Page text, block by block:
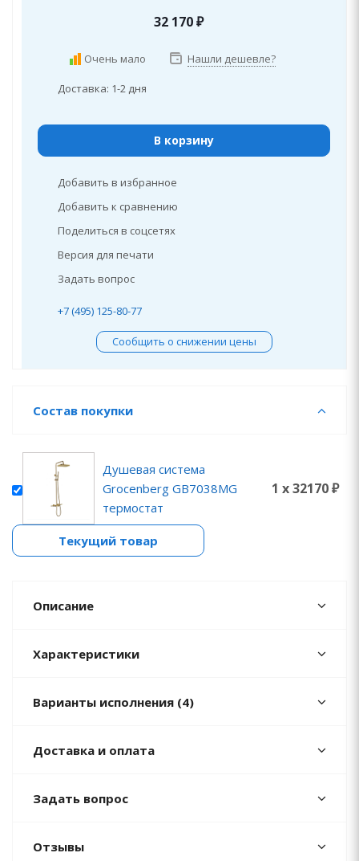
32 170₽
Очень мало Нашли дешевле?
Доставка: 1-2 дня
В корзину
Добавить в избранное
Добавить к сравнению
Поделиться в соцсетях
Версия для печати
Задать вопрос
+7 (495) 125-80-77
Сообщить о снижении цены
Состав покупки
Душевая система
Grocenberg GB7038MG
термостат
1 x 32170 ₽
Текущий товар
Описание
Характеристики
Варианты исполнения (4)
Доставка и оплата
Задать вопрос
Отзывы